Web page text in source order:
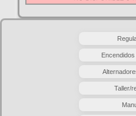
Encendidos
Taller/